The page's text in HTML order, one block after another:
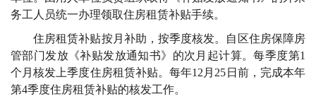
务工人员统一办理领取住房租赁补贴手续。
住房租赁补贴按月补助，按季度核发。自区住房保障房
管部门发放《补贴发放通知书》的次月起计算。每季度第1
个月核发上季度住房租赁补贴。每年12月25日前，完成本年
第4季度住房租赁补贴的核发工作。